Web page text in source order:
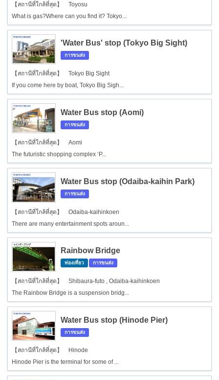
【สถานีที่ใกล้ที่สุด】 Toyosu
What is gas?Where can you find it? Tokyo...
'Water Bus' stop (Tokyo Big Sight)
การขนส่ง
【สถานีที่ใกล้ที่สุด】 Tokyo Big Sight
If you come here by boat, Tokyo Big Sigh...
Water Bus stop (Aomi)
การขนส่ง
【สถานีที่ใกล้ที่สุด】 Aomi
The futuristic shopping complex ‘P...
Water Bus stop (Odaiba-kaihin Park)
การขนส่ง
【สถานีที่ใกล้ที่สุด】 Odaiba-kaihinkoen
There are many entertainment spots aroun...
Rainbow Bridge
ท่องเที่ยว การขนส่ง
【สถานีที่ใกล้ที่สุด】 Shibaura-futo , Odaiba-kaihinkoen
The Rainbow Bridge is a suspension bridg...
Water Bus stop (Hinode Pier)
การขนส่ง
【สถานีที่ใกล้ที่สุด】 Hinode
Hinode Pier is the terminal for some of ...